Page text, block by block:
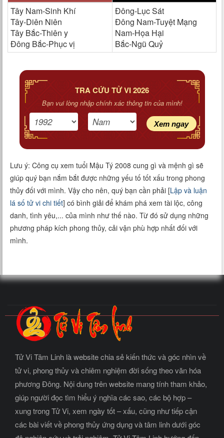
Tây Nam-Sinh Khí
Tây-Diên Niên
Tây Bắc-Thiên y
Đông Bắc-Phục vị
Đông-Lục Sát
Đông Nam-Tuyệt Mạng
Nam-Họa Hại
Bắc-Ngũ Quỷ
TRA CỨU TỬ VI 2026
Bạn vui lòng nhập chính xác thông tin của mình!
Xem ngay
Lưu ý: Công cụ xem tuổi Mậu Tý 2008 cung gì và mệnh gì sẽ
giúp quý bạn nắm bắt được những yếu tố tốt xấu trong phong
thủy đối với mình. Vậy cho nên, quý bạn cần phải [Lập và luận
lá số tử vi chi tiết] có bình giải để khám phá xem tài lộc, công
danh, tình yêu,... của mình như thế nào. Từ đó sử dụng những
phương pháp kích phong thủy, cải vận phù hợp nhất đối với
mình.
Tử Vi Tâm Linh là website chia sẻ kiến thức và góc nhìn về
tử vi, phong thủy và chiêm nghiệm đời sống theo văn hóa
phương Đông. Nội dung trên website mang tính tham khảo,
giúp người đọc tìm hiểu ý nghĩa các sao, các bộ hợp –
xung trong Tử Vi, xem ngày tốt – xấu, cũng như tiếp cận
các bài viết về phong thủy ứng dụng và tâm linh dưới góc